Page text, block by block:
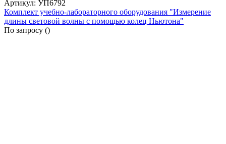
Артикул: УП6792
Комплект учебно-лабораторного оборудования "Измерение
длины световой волны с помощью колец Ньютона"
По запросу ()